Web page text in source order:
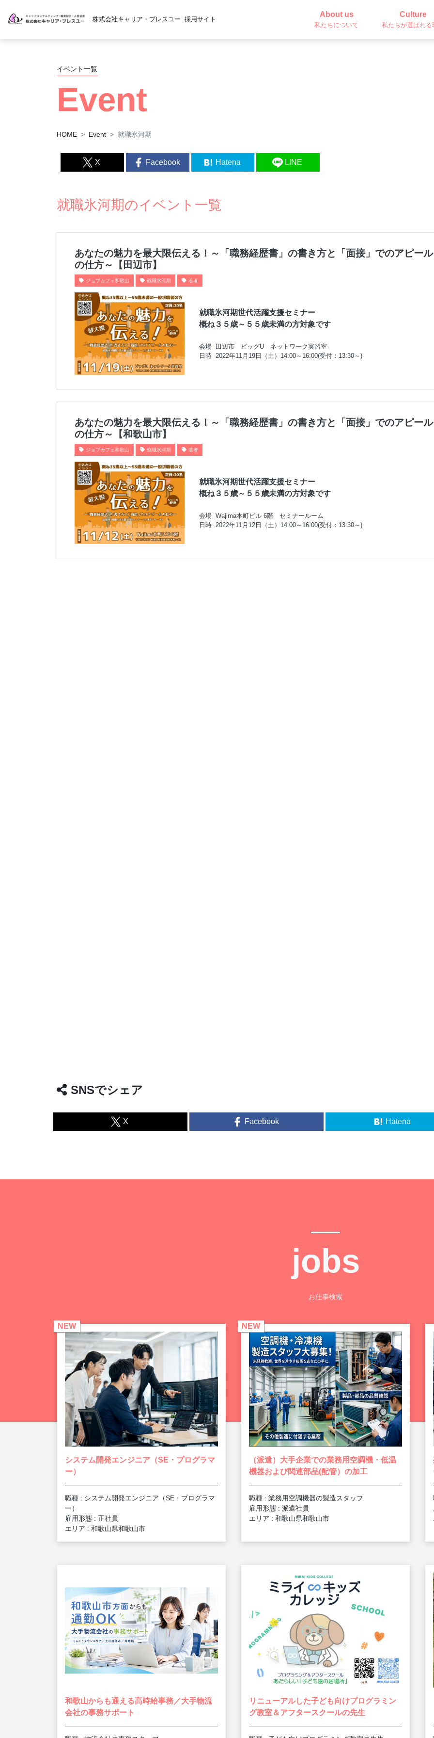
株式会社キャリア・ブレスユー 採用サイト
About us
私たちについて
Culture
私たちが選ばれる
イベント一覧
Event
HOME Event 就職氷河期
X Facebook Hatena LINE
就職氷河期のイベント一覧
あなたの魅力を最大限伝える！～「職務経歴書」の書き方と「面接」でのアピール
の仕方～【田辺市】
ジョブカフェ和歌山 就職氷河期 若者
就職氷河期世代活躍支援セミナー
概ね３５歳～５５歳未満の方対象です
会場
田辺市 ビッグU ネットワーク実習室
日時 2022年11月19日（土）14:00～16:00(受付：13:30～)
あなたの魅力を最大限伝える！～「職務経歴書」の書き方と「面接」でのアピール
の仕方～【和歌山市】
ジョブカフェ和歌山 就職氷河期 若者
就職氷河期世代活躍支援セミナー
概ね３５歳～５５歳未満の方対象です
会場 Wajima本町ビル 6階 セミナールーム
日時 2022年11月12日（土）14:00～16:00(受付：13:30～)
SNSでシェア
X Facebook Hatena
jobs
お仕事検索
NEW
システム開発エンジニア（SE・プログラマ
ー）
職種 : システム開発エンジニア（SE・プログラマ
ー）
雇用形態 : 正社員
エリア : 和歌山県和歌山市
NEW
（派遣）大手企業での業務用空調機・低温
機器および関連部品(配管）の加工
職種 : 業務用空調機器の製造スタッフ
雇用形態 : 派遣社員
エリア : 和歌山県和歌山市
和歌山からも通える高時給事務／大手物流
会社の事務サポート
リニューアルした子ども向けプログラミン
グ教室＆アフタースクールの先生